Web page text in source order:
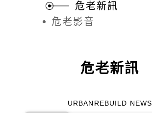
危老新訊
危老影音
危老新訊
URBANREBUILD NEWS